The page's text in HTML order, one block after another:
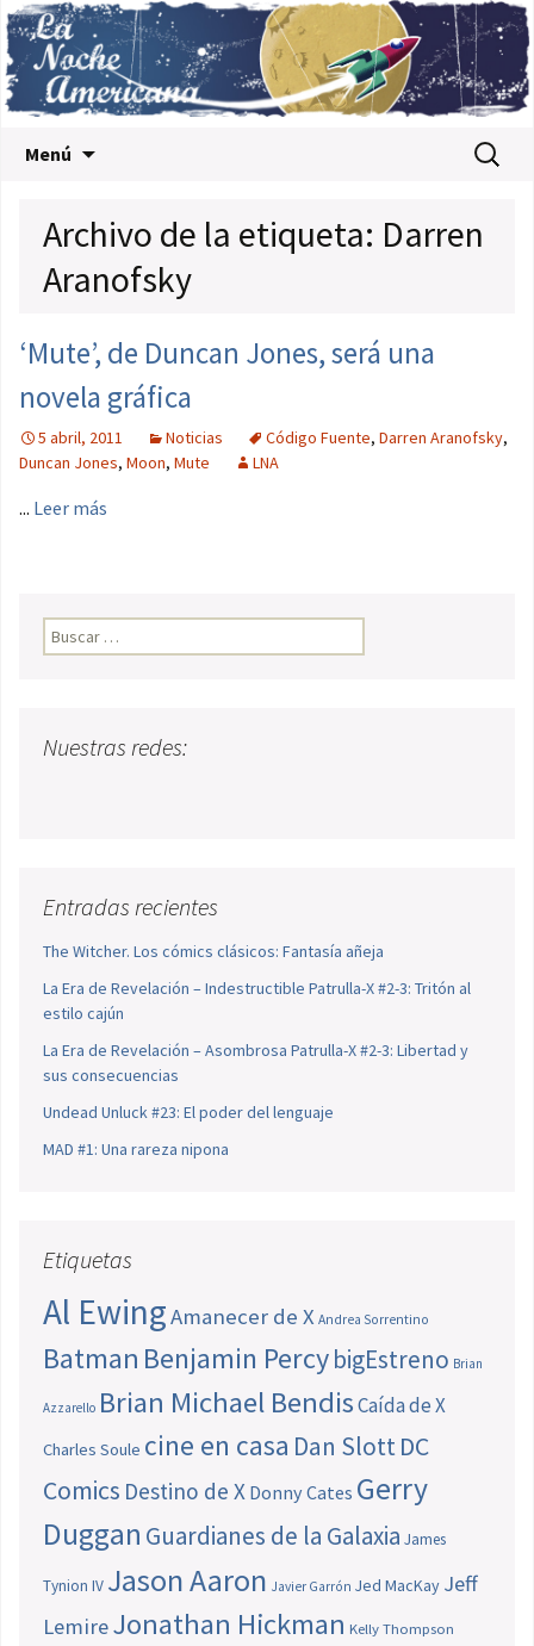
Menú Buscar:
Archivo de la etiqueta: Darren
Aranofsky
‘Mute’, de Duncan Jones, será una
novela gráfica
5 abril, 2011 Noticias Código Fuente, Darren Aranofsky,
Duncan Jones, Moon, Mute LNA
... Leer más
Buscar:
Nuestras redes:
Entradas recientes
The Witcher. Los cómics clásicos: Fantasía añeja
La Era de Revelación – Indestructible Patrulla-X #2-3: Tritón al
estilo cajún
La Era de Revelación – Asombrosa Patrulla-X #2-3: Libertad y
sus consecuencias
Undead Unluck #23: El poder del lenguaje
MAD #1: Una rareza nipona
Etiquetas
Al EwingAmanecer de X Andrea Sorrentino
Batman Benjamin PercybigEstreno Brian
Azzarello Brian Michael BendisCaída de X
Charles Soule cine en casa Dan SlottDC
Comics Destino de X Donny Cates Gerry
Duggan Guardianes de la Galaxia James
Tynion IV Jason Aaron Javier Garrón Jed MacKay Jeff
LemireJonathan Hickman Kelly Thompson